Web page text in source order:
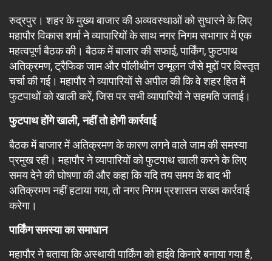
रुद्रपुर। शहर के मुख्य बाजार की अव्यवस्थाओं को सुधारने के लिए
महापौर विकास शर्मा ने व्यापारियों के साथ नगर निगम सभागार में एक
महत्वपूर्ण बैठक की। बैठक में बाजार की सफाई, पार्किंग, फुटपाथ
अतिक्रमण, ट्रैफिक जाम और पॉलीथीन उन्मूलन जैसे मुद्दों पर विस्तृत
चर्चा की गई। महापौर ने व्यापारियों से अपील की कि वे शहर हित में
फुटपाथों को खाली करें, जिस पर सभी व्यापारियों ने सहमति जताई।
फुटपाथ होंगे खाली, नहीं तो होगी कार्रवाई
बैठक में बाजार में अतिक्रमण के कारण लगने वाले जाम की समस्या
प्रमुख रही। महापौर ने व्यापारियों को फुटपाथ खाली करने के लिए
समय देने की घोषणा की और कहा कि यदि तय समय के बाद भी
अतिक्रमण नहीं हटाया गया, तो नगर निगम प्रशासन सख्त कार्रवाई
करेगा।
पार्किंग समस्या का समाधान
महापौर ने बताया कि अस्थायी पार्किंग को हाईवे किनारे बनाया गया है,